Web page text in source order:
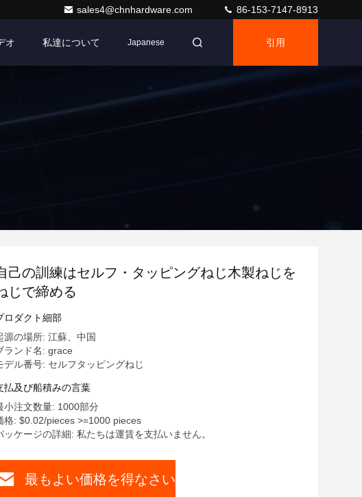
sales4@chnhardware.com 86-153-7147-8913
オ 私達について Japanese 引用
己の訓練はセルフ・タッピングねじ木製ねじを
じで締める
ロダクト細部
源の場所: 江蘇、中国
ランド名: grace
デル番号: セルフタッピングねじ
払及び船積みの言葉
小注文数量: 1000部分
格: $0.02/pieces >=1000 pieces
ッケージの詳細: 私たちは運賃を支払いません。
最もよい価格を得なさい